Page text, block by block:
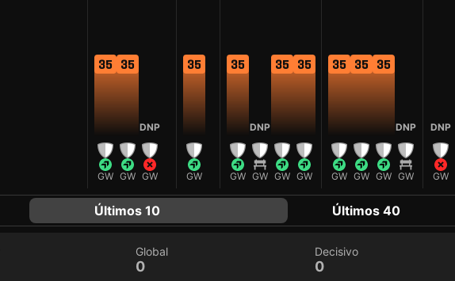
35
GW
35
GW
DNP
GW
35
GW
35
GW
DNP
GW
35
GW
35
GW
35
GW
35
GW
35
GW
DNP
GW
DNP
GW
Últimos 10 Últimos 40
Global
0
Decisivo
0